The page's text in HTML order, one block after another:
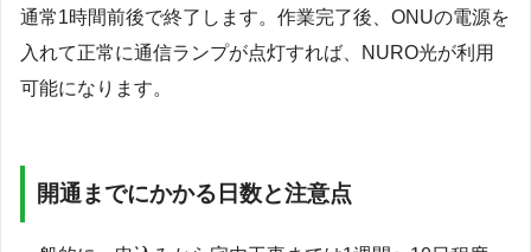
通常1時間前後で終了します。作業完了後、ONUの電源を
入れて正常に通信ランプが点灯すれば、NURO光が利用
可能になります。
開通までにかかる日数と注意点